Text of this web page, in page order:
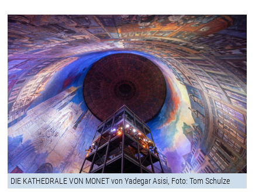
DIE KATHEDRALE VON MONET von Yadegar Asisi, Foto: Tom Schulze